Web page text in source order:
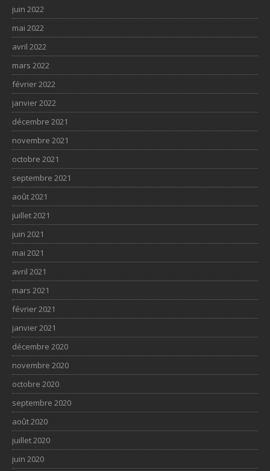
juin 2022
mai 2022
avril 2022
mars 2022
février 2022
janvier 2022
décembre 2021
novembre 2021
octobre 2021
septembre 2021
août 2021
juillet 2021
juin 2021
mai 2021
avril 2021
mars 2021
février 2021
janvier 2021
décembre 2020
novembre 2020
octobre 2020
septembre 2020
août 2020
juillet 2020
juin 2020